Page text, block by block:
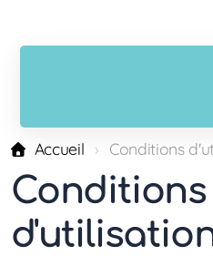
Accueil Conditions
Conditions